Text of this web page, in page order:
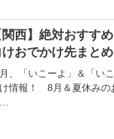
関西】絶対おすす
けおでかけ先まとめ
、「いこーよ」＆「い
情報！ 8月＆夏休みの